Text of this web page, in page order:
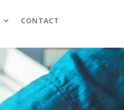
CONTACT